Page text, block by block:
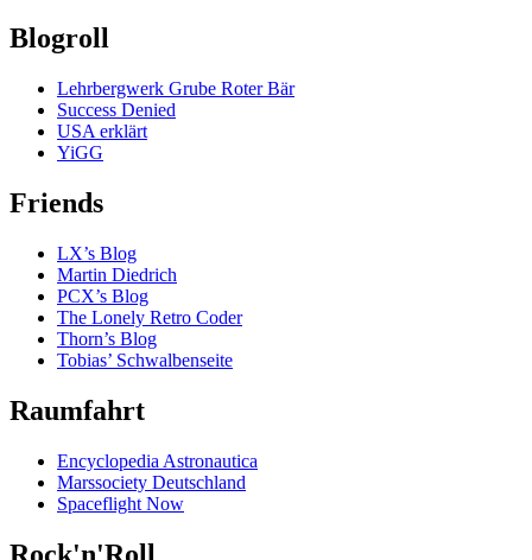
Blogroll
Lehrbergwerk Grube Roter Bär
Success Denied
USA erklärt
YiGG
Friends
LX’s Blog
Martin Diedrich
PCX’s Blog
The Lonely Retro Coder
Thorn’s Blog
Tobias’ Schwalbenseite
Raumfahrt
Encyclopedia Astronautica
Marssociety Deutschland
Spaceflight Now